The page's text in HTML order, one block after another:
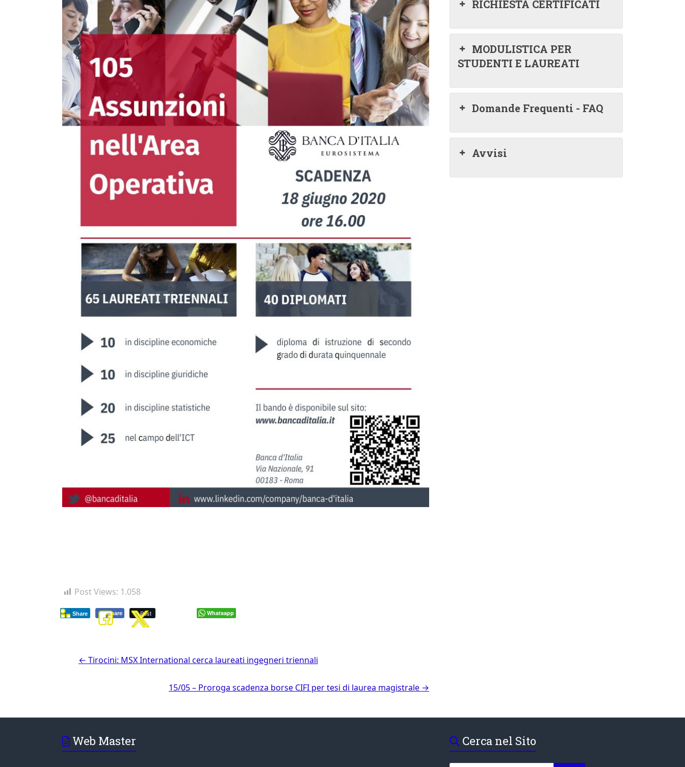
Post Views: 1.058
Share Post
Share Whatsapp
← Tirocini: MSX International cerca laureati ingegneri triennali
15/05 – Proroga scadenza borse CIFI per tesi di laurea magistrale →
RICHIESTA CERTIFICATI
MODULISTICA PER
STUDENTI E LAUREATI
Domande Frequenti - FAQ
Avvisi
Web Master Cerca nel Sito